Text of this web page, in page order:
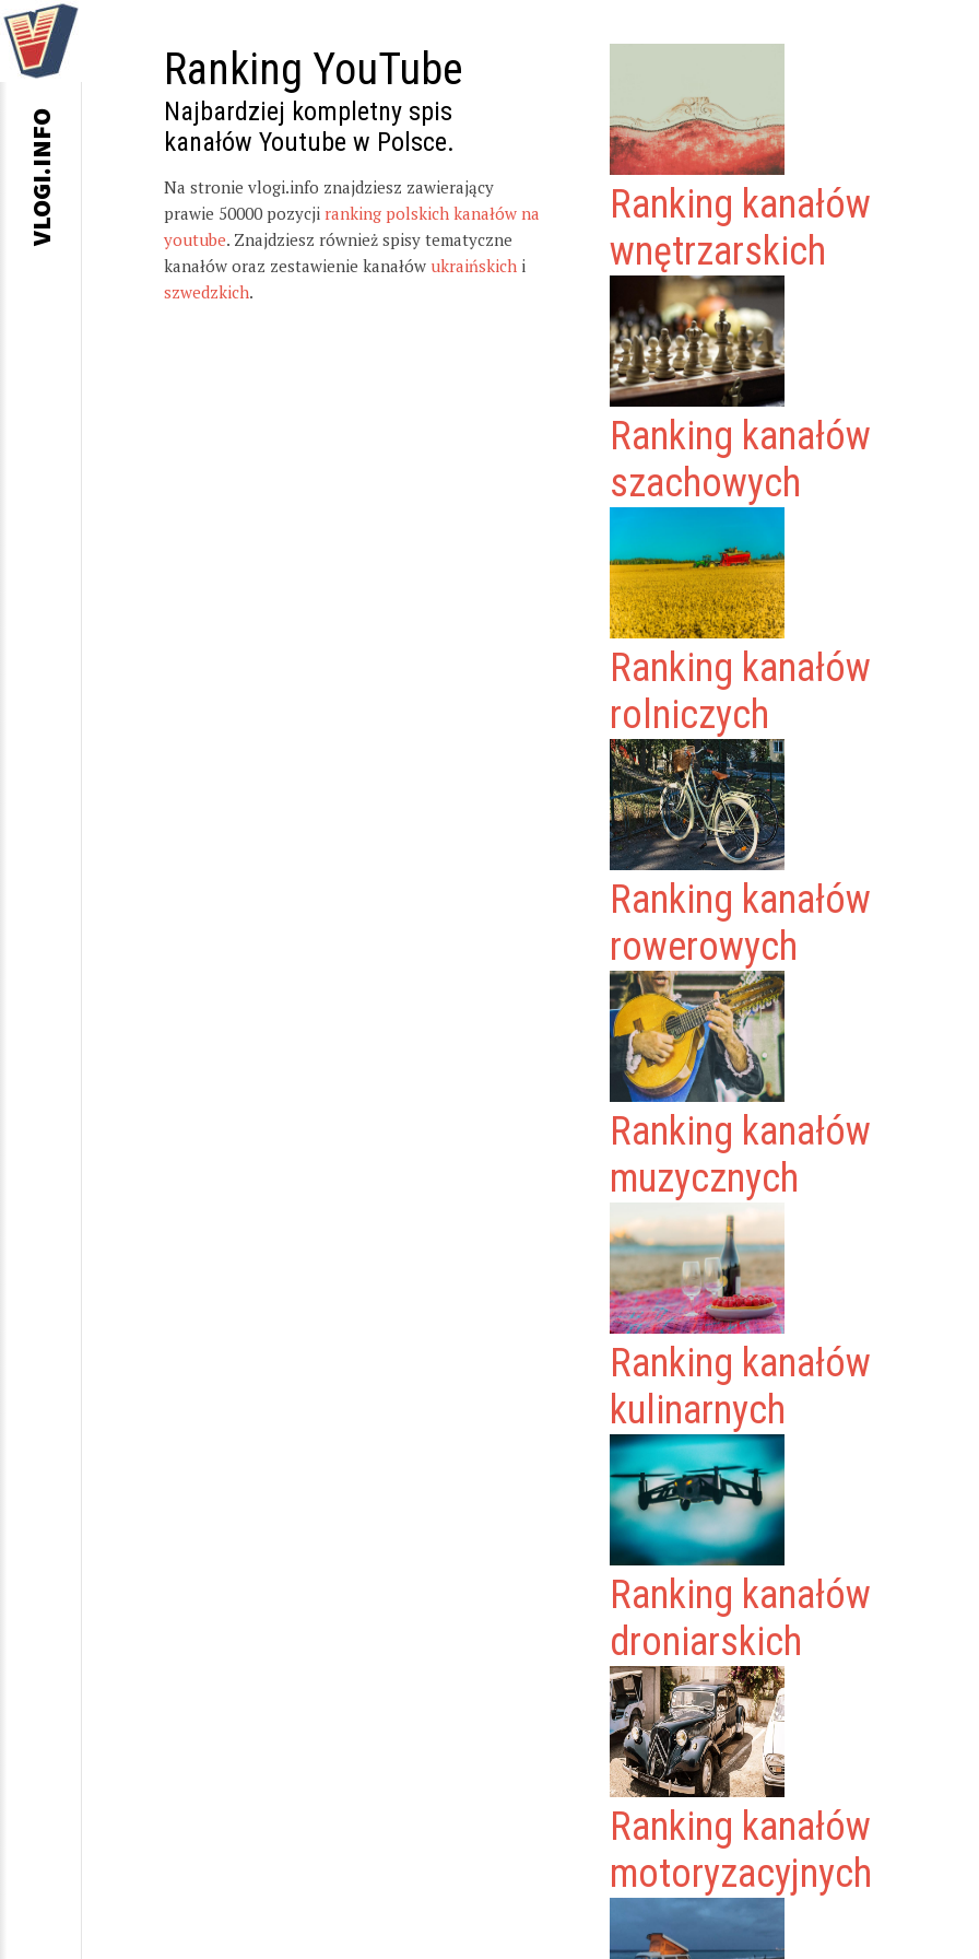
Ranking YouTube
Najbardziej kompletny spis
kanałów Youtube w Polsce.
Na stronie vlogi.info znajdziesz zawierający
prawie 50000 pozycji ranking polskich kanałów na
youtube. Znajdziesz również spisy tematyczne
kanałów oraz zestawienie kanałów ukraińskich i
szwedzkich.
Ranking kanałów
wnętrzarskich
Ranking kanałów
szachowych
Ranking kanałów
rolniczych
Ranking kanałów
rowerowych
Ranking kanałów
muzycznych
Ranking kanałów
kulinarnych
Ranking kanałów
droniarskich
Ranking kanałów
motoryzacyjnych
VLOGI.INFO